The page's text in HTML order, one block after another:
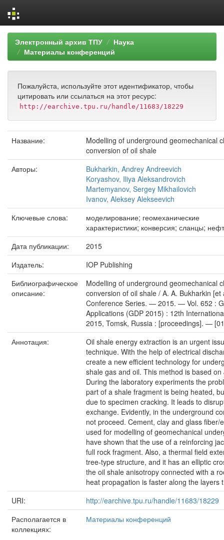
Skip
navigation
Электронный архив ТПУ
Наука
Материалы конференций
Пожалуйста, используйте этот идентификатор, чтобы
цитировать или ссылаться на этот ресурс:
http://earchive.tpu.ru/handle/11683/18229
Название:
Modelling of underground geomechanical
conversion of oil shale
Авторы:
Bukharkin, Andrey Andreevich
Koryashov, Iliya Aleksandrovich
Martemyanov, Sergey Mikhailovich
Ivanov, Aleksey Alekseevich
Ключевые слова:
моделирование; геомеханические
характеристики; конверсия; сланцы;
Дата публикации:
2015
Издатель:
IOP Publishing
Библиографическое
описание:
Modelling of underground geomechanical
conversion of oil shale / A. A. Bukharkin
Conference Series. — 2015. — Vol. 652 :
Applications (GDP 2015) : 12th
2015, Tomsk, Russia : [proceedings]. —
Аннотация:
Oil shale energy extraction is an urgent
technique. With the help of electrical
create a new efficient technology for
shale gas and oil. This method is based
During the laboratory experiments the
part of a shale fragment is being heated,
due to specimen cracking. It leads to
exchange. Evidently, in the underground
not proceed. Cement, clay and glass
used for modelling of geomechanical
have shown that the use of a reinforcing
full rock fragment. Also, a thermal field
tree-type structure, and it has an elliptic
the oil shale anisotropy connected with a
heat propagation is faster along the layers
URI:
http://earchive.tpu.ru/handle/11683/18229
Располагается в
коллекциях:
Материалы конференций